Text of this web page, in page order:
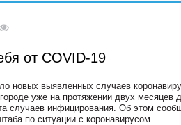
от COVID-19
новых выявленных случаев
уже на протяжении двух месяцев
случаев инфицирования. Об этом
по ситуации с коронавирусом.